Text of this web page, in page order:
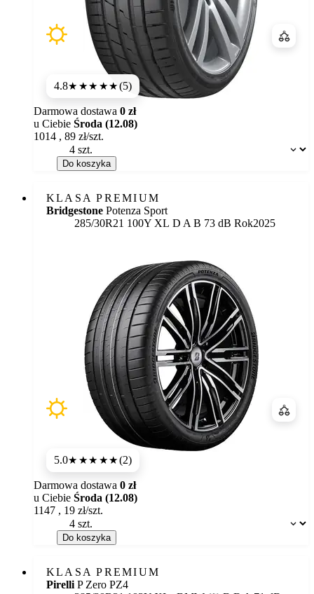
4.8★★★★★(5)
Dostępność:
Darmowa dostawa 0 zł
u Ciebie Środa (12.08)
1014 , 89 zł/szt.
Do koszyka
KLASA PREMIUM
Bridgestone Potenza Sport
285/30R21 100Y XL Etykieta:
D A B 73 dB Rok2025
5.0★★★★★(2)
Dostępność:
Darmowa dostawa 0 zł
u Ciebie Środa (12.08)
1147 , 19 zł/szt.
Do koszyka
KLASA PREMIUM
Pirelli P Zero PZ4